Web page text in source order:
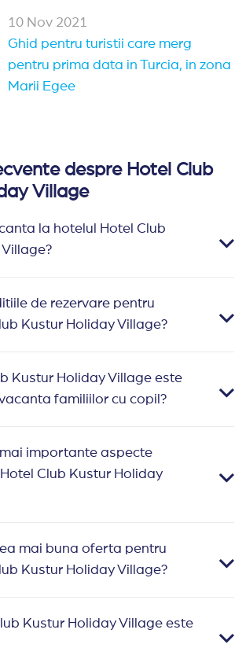
10 Nov 2021
Ghid pentru turistii care merg
pentru prima data in Turcia, in zona
Marii Egee
despre Hotel Club
Village
la hotelul Hotel Club
de rezervare pentru
Kustur Holiday Village?
Kustur Holiday Village este
familiilor cu copil?
importante aspecte
Club Kustur Holiday
mai buna oferta pentru
Kustur Holiday Village?
Kustur Holiday Village este